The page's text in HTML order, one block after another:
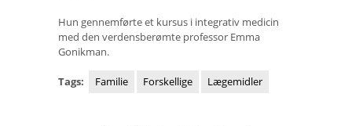
Hun gennemførte et kursus i integrativ medicin
med den verdensberømte professor Emma
Gonikman.
Tags: Familie Forskellige Lægemidler